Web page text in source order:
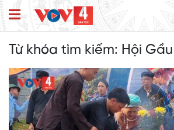
Từ khóa tìm kiếm: Hội